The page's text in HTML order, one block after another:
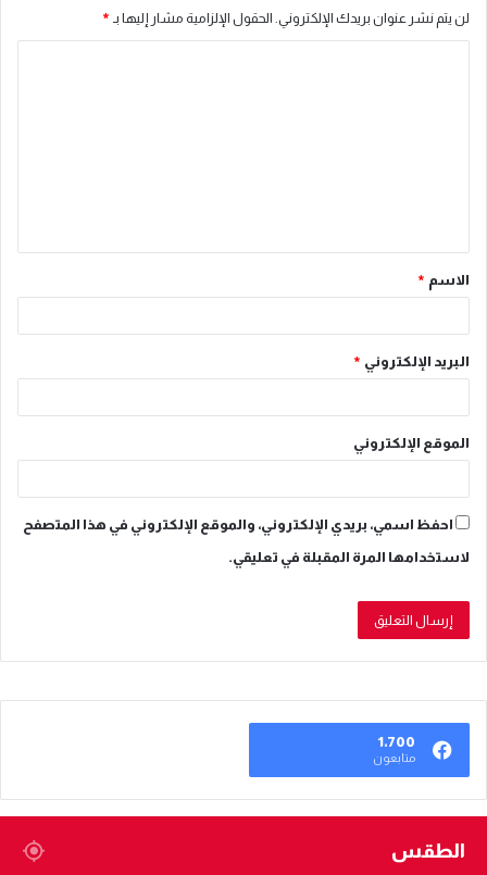
لن يتم نشر عنوان بريدك الإلكتروني. الحقول الإلزامية مشار إليها بـ *
ق
*
الاسم *
البريد الإلكتروني *
الموقع الإلكتروني
احفظ اسمي، بريدي الإلكتروني، والموقع الإلكتروني في هذا المتصفح
لاستخدامها المرة المقبلة في تعليقي.
1٬700
متابعون
الطقس